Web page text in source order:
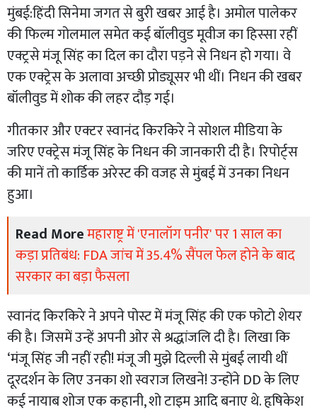
मुंबई:हिंदी सिनेमा जगत से बुरी खबर आई है। अमोल पालेकर
की फिल्म गोलमाल समेत कई बॉलीवुड मूवीज का हिस्सा रहीं
एक्ट्रसे मंजू सिंह का दिल का दौरा पड़ने से निधन हो गया। वे
एक एक्ट्रेस के अलावा अच्छी प्रोड्यूसर भी थीं। निधन की खबर
बॉलीवुड में शोक की लहर दौड़ गई।
गीतकार और एक्टर स्वानंद किरकिरे ने सोशल मीडिया के
जरिए एक्ट्रेस मंजू सिंह के निधन की जानकारी दी है। रिपोर्ट्स
की मानें तो कार्डिक अरेस्ट की वजह से मुंबई में उनका निधन
हुआ।
Read Moreमहाराष्ट्र में 'एनालॉग पनीर' पर 1 साल का
कड़ा प्रतिबंध: FDA जांच में 35.4% सैंपल फेल होने के बाद
सरकार का बड़ा फैसला
स्वानंद किरकिरे ने अपने पोस्ट में मंजू सिंह की एक फोटो शेयर
की है। जिसमें उन्हें अपनी ओर से श्रद्धांजलि दी है। लिखा कि
‘मंजू सिंह जी नहीं रही! मंजू जी मुझे दिल्ली से मुंबई लायी थीं
दूरदर्शन के लिए उनका शो स्वराज लिखने! उन्होंने DD के लिए
कई नायाब शोज एक कहानी, शो टाइम आदि बनाए थे. हृषिकेश